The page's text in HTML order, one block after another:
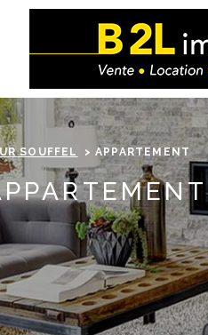
SOUFFEL APPARTEMENT